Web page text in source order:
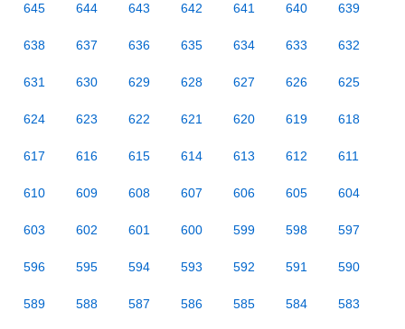
645 644 643 642 641 640 639
638 637 636 635 634 633 632
631 630 629 628 627 626 625
624 623 622 621 620 619 618
617 616 615 614 613 612 611
610 609 608 607 606 605 604
603 602 601 600 599 598 597
596 595 594 593 592 591 590
589 588 587 586 585 584 583